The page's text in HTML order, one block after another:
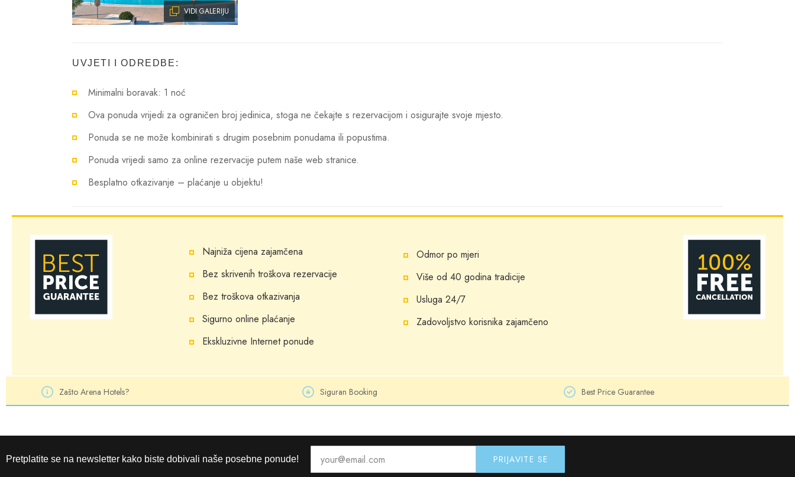
VIDI GALERIJU
UVJETI I ODREDBE:
Minimalni boravak: 1 noć
Ova ponuda vrijedi za ograničen broj jedinica, stoga ne čekajte s rezervacijom i osigurajte svoje mjesto.
Ponuda se ne može kombinirati s drugim posebnim ponudama ili popustima.
Ponuda vrijedi samo za online rezervacije putem naše web stranice.
Besplatno otkazivanje – plaćanje u objektu!
Najniža cijena zajamčena
Bez skrivenih troškova rezervacije
Bez troškova otkazivanja
Sigurno online plaćanje
Ekskluzivne Internet ponude
Odmor po mjeri
Više od 40 godina tradicije
Usluga 24/7
Zadovoljstvo korisnika zajamčeno
Zašto Arena Hotels? Siguran Booking Best Price Guarantee
Pretplatite se na newsletter kako biste dobivali naše posebne ponude!